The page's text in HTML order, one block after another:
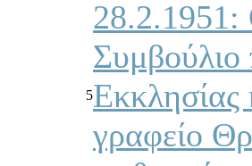
5
28.2.1951:
Συμβoύλιo
Εκκλησίας
γραφείo